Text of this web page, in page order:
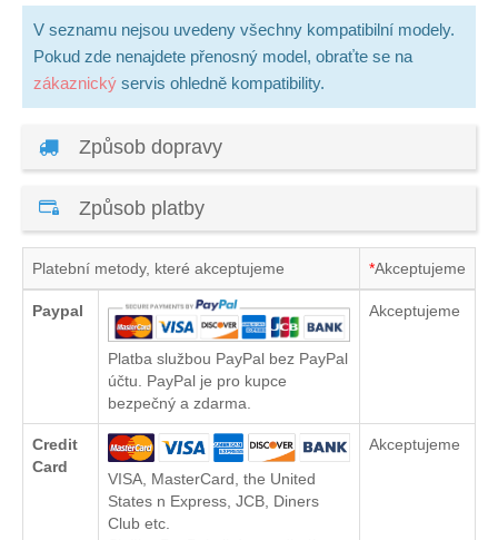
V seznamu nejsou uvedeny všechny kompatibilní modely.
Pokud zde nenajdete přenosný model, obraťte se na
zákaznický servis ohledně kompatibility.
Způsob dopravy
Způsob platby
Platební metody, které akceptujeme *Akceptujeme
Paypal
Platba službou PayPal bez PayPal
účtu. PayPal je pro kupce
bezpečný a zdarma.
Akceptujeme
Credit
Card
VISA, MasterCard, the United
States n Express, JCB, Diners
Club etc.
Akceptujeme